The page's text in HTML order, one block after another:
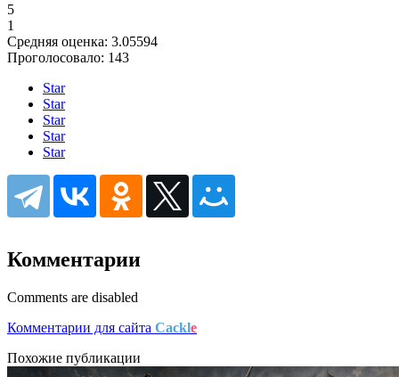
5
1
Средняя оценка: 3.05594
Проголосовало: 143
Star
Star
Star
Star
Star
Комментарии
Comments are disabled
Комментарии для сайта Cackle
Похожие публикации